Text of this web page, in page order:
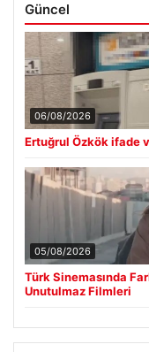
Güncel
06/08/2026
Ertuğrul Özkök ifade
05/08/2026
Türk Sinemasında
Unutulmaz Filmleri